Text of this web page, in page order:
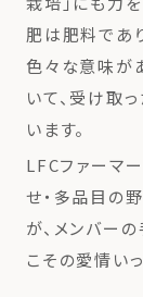
肥は肥料であ
色々な意味が
いて、受け取
います。
LFCファーマ
せ・多品目の
が、メンバー
こその愛情い